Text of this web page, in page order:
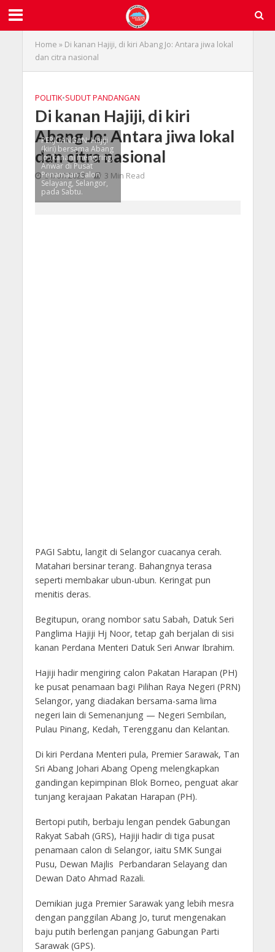
Home » Di kanan Hajiji, di kiri Abang Jo: Antara jiwa lokal
dan citra nasional
POLITIK•SUDUT PANDANGAN
Di kanan Hajiji, di kiri
Abang Jo: Antara jiwa lokal
dan citra nasional
31/07/2023 3 Min Read
PERJUANGAN: Hajiji
(kiri) bersama Abang
Jo (kanan) mengiringi
Anwar di Pusat
Penamaan Calon
Selayang, Selangor,
pada Sabtu.
PAGI Sabtu, langit di Selangor cuacanya cerah.
Matahari bersinar terang. Bahangnya terasa
seperti membakar ubun-ubun. Keringat pun
menitis deras.
Begitupun, orang nombor satu Sabah, Datuk Seri
Panglima Hajiji Hj Noor, tetap gah berjalan di sisi
kanan Perdana Menteri Datuk Seri Anwar Ibrahim.
Hajiji hadir mengiring calon Pakatan Harapan (PH)
ke pusat penamaan bagi Pilihan Raya Negeri (PRN)
Selangor, yang diadakan bersama-sama lima
negeri lain di Semenanjung — Negeri Sembilan,
Pulau Pinang, Kedah, Terengganu dan Kelantan.
Di kiri Perdana Menteri pula, Premier Sarawak, Tan
Sri Abang Johari Abang Openg melengkapkan
gandingan kepimpinan Blok Borneo, penguat akar
tunjang kerajaan Pakatan Harapan (PH).
Bertopi putih, berbaju lengan pendek Gabungan
Rakyat Sabah (GRS), Hajiji hadir di tiga pusat
penamaan calon di Selangor, iaitu SMK Sungai
Pusu, Dewan Majlis Perbandaran Selayang dan
Dewan Dato Ahmad Razali.
Demikian juga Premier Sarawak yang lebih mesra
dengan panggilan Abang Jo, turut mengenakan
baju putih berlengan panjang Gabungan Parti
Sarawak (GPS).